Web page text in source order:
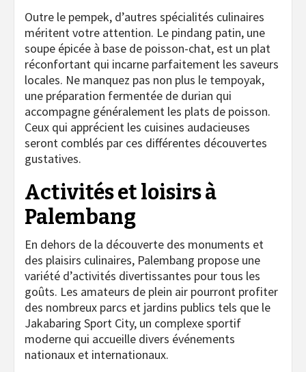
Outre le pempek, d’autres spécialités culinaires
méritent votre attention. Le pindang patin, une
soupe épicée à base de poisson-chat, est un plat
réconfortant qui incarne parfaitement les saveurs
locales. Ne manquez pas non plus le tempoyak,
une préparation fermentée de durian qui
accompagne généralement les plats de poisson.
Ceux qui apprécient les cuisines audacieuses
seront comblés par ces différentes découvertes
gustatives.
Activités et loisirs à
Palembang
En dehors de la découverte des monuments et
des plaisirs culinaires, Palembang propose une
variété d’activités divertissantes pour tous les
goûts. Les amateurs de plein air pourront profiter
des nombreux parcs et jardins publics tels que le
Jakabaring Sport City, un complexe sportif
moderne qui accueille divers événements
nationaux et internationaux.